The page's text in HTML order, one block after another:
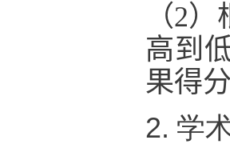
（2
高到
果得
2. 学